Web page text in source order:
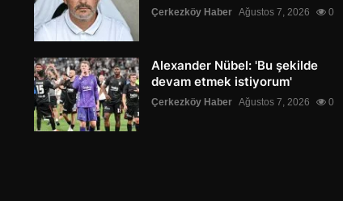
Çerkezköy Haber Ağustos 7, 2026 0
Alexander Nübel: 'Bu şekilde
devam etmek istiyorum'
Çerkezköy Haber Ağustos 7, 2026 0